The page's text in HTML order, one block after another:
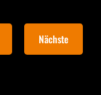
Nächste